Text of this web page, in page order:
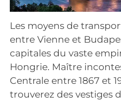
Les moyens de
entre Vienne et
capitales du vaste
Hongrie. Maître
Centrale entre 1867 et
trouverez des vestiges